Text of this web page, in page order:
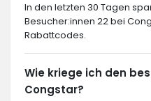
In den letzten 30 Tagen
Besucher:innen 22 bei
Rabattcodes.
Wie kriege ich den
Congstar?